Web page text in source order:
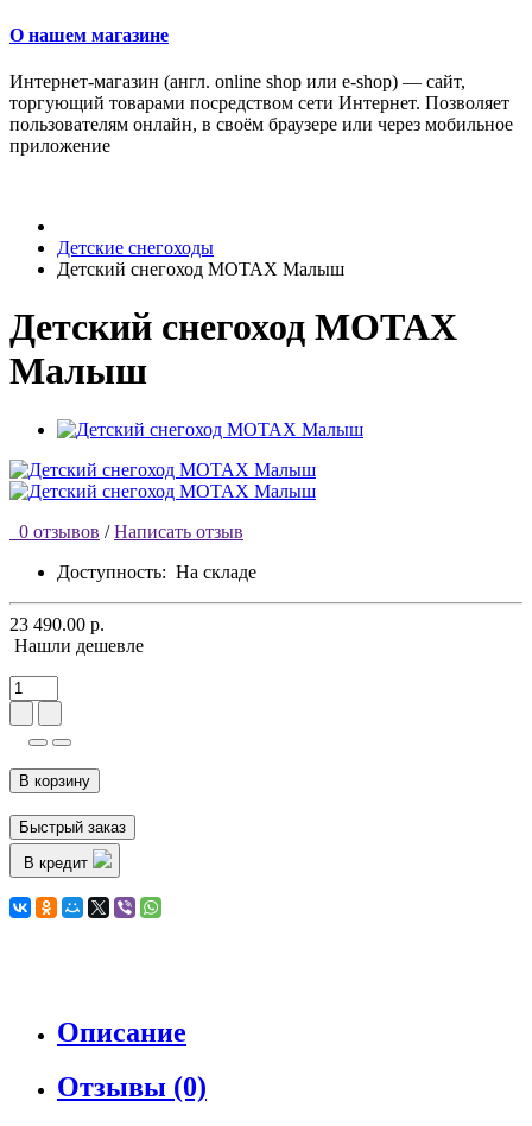
О нашем магазине
Интернет-магазин (англ. online shop или e-shop) — сайт,
торгующий товарами посредством сети Интернет. Позволяет
пользователям онлайн, в своём браузере или через мобильное
приложение
Детские снегоходы
Детский снегоход MOTAX Малыш
Детский снегоход MOTAX
Малыш
0 отзывов / Написать отзыв
Доступность: На складе
23 490.00 р.
Нашли дешевле
В корзину
Быстрый заказ
В кредит
Описание
Отзывы (0)